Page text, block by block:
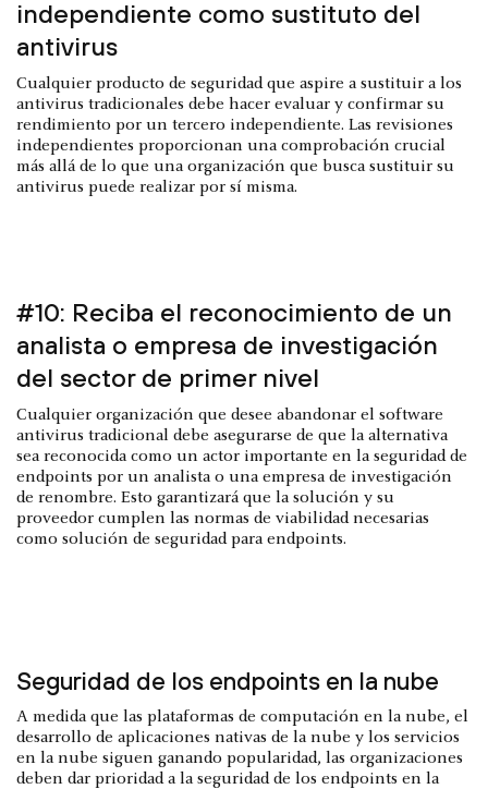
independiente como sustituto del
antivirus
Cualquier producto de seguridad que aspire a sustituir a los
antivirus tradicionales debe hacer evaluar y confirmar su
rendimiento por un tercero independiente. Las revisiones
independientes proporcionan una comprobación crucial
más allá de lo que una organización que busca sustituir su
antivirus puede realizar por sí misma.
#10: Reciba el reconocimiento de un
analista o empresa de investigación
del sector de primer nivel
Cualquier organización que desee abandonar el software
antivirus tradicional debe asegurarse de que la alternativa
sea reconocida como un actor importante en la seguridad de
endpoints por un analista o una empresa de investigación
de renombre. Esto garantizará que la solución y su
proveedor cumplen las normas de viabilidad necesarias
como solución de seguridad para endpoints.
Seguridad de los endpoints en la nube
A medida que las plataformas de computación en la nube, el
desarrollo de aplicaciones nativas de la nube y los servicios
en la nube siguen ganando popularidad, las organizaciones
deben dar prioridad a la seguridad de los endpoints en la